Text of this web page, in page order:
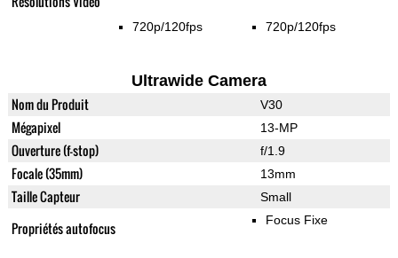
720p/120fps 720p/120fps
Ultrawide Camera
Nom du Produit V30
Mégapixel 13-MP
Ouverture (f-stop) f/1.9
Focale (35mm) 13mm
Taille Capteur Small
Propriétés autofocus Focus Fixe